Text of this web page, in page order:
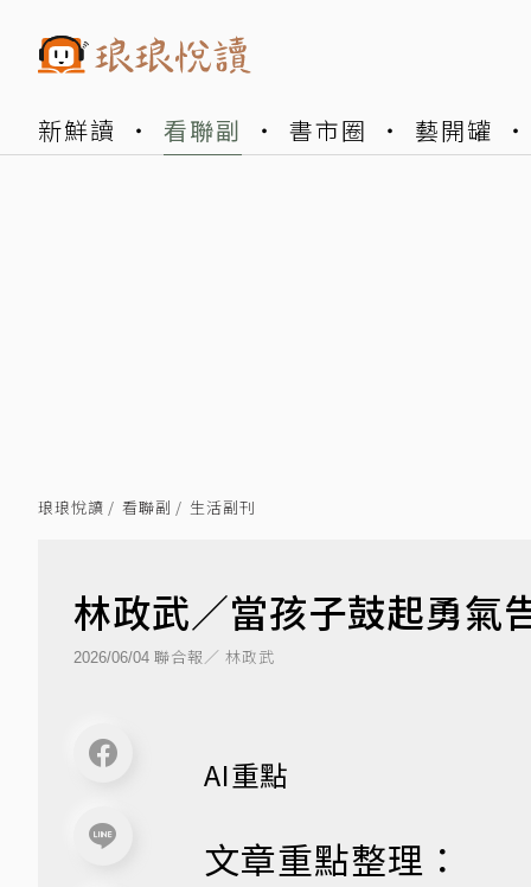
新鮮讀 看聯副 書市圈 藝開罐
琅琅悅讀 看聯副 生活副刊
林政武／當孩子鼓起勇氣
2026/06/04 聯合報／ 林政武
AI重點
文章重點整理：